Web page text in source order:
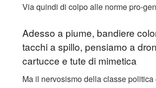
Via quindi di colpo alle norme pro-
Adesso a piume, bandiere
tacchi a spillo, pensiamo a
cartucce e tute di mimetica
Ma il nervosismo della classe politica